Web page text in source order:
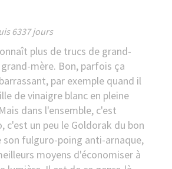
6337 jours
plus de trucs de grand-
mère. Bon, parfois ça
par exemple quand il
de vinaigre blanc en pleine
dans l'ensemble, c'est
c'est un peu le Goldorak du bon
son fulguro-poing anti-arnaque,
moyens d'économiser à